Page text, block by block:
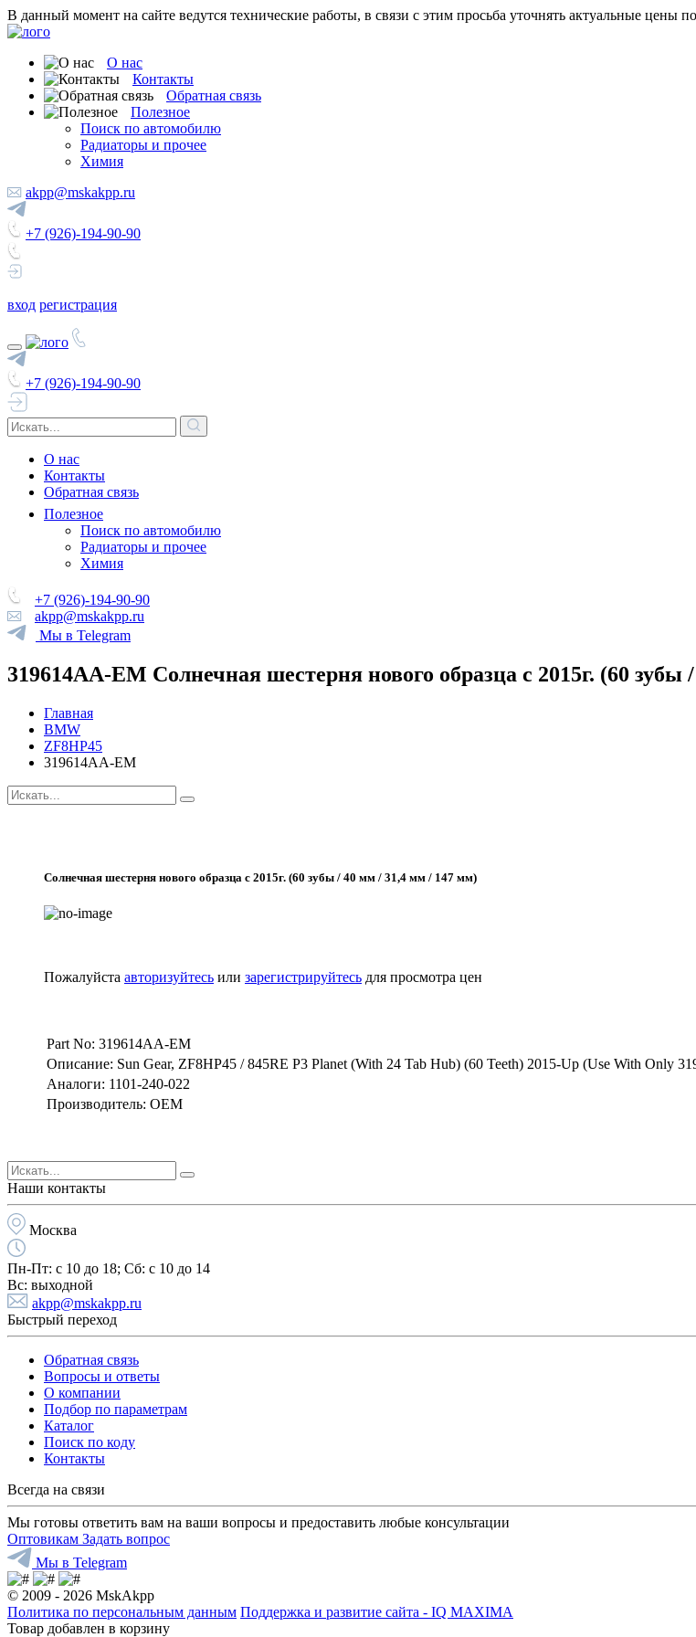
В данный момент на сайте ведутся технические работы, в связи с этим просьба уточнять актуальные цены
О нас
Контакты
Обратная связь
Полезное
Поиск по автомобилю
Радиаторы и прочее
Химия
akpp@mskakpp.ru
+7 (926)-194-90-90
вход регистрация
+7 (926)-194-90-90
О нас
Контакты
Обратная связь
Полезное
Поиск по автомобилю
Радиаторы и прочее
Химия
+7 (926)-194-90-90
akpp@mskakpp.ru
Мы в Telegram
319614AA-EM Солнечная шестерня нового образца с 2015г. (60
Главная
BMW
ZF8HP45
319614AA-EM
Солнечная шестерня нового образца с 2015г. (60 зубы / 40 мм / 31,4 мм / 147 мм)
Пожалуйста авторизуйтесь или зарегистрируйтесь для просмотра цен
Part No: 319614AA-EM
Описание: Sun Gear, ZF8HP45 / 845RE P3 Planet (With 24 Tab Hub) (60 Teeth) 2015-Up (Use With Only
Аналоги: 1101-240-022
Производитель: OEM
Наши контакты
Москва
Пн-Пт: с 10 до 18; Cб: с 10 до 14
Вс: выходной
akpp@mskakpp.ru
Быстрый переход
Обратная связь
Вопросы и ответы
О компании
Подбор по параметрам
Каталог
Поиск по коду
Контакты
Всегда на связи
Мы готовы ответить вам на ваши вопросы и предоставить любые консультации
Оптовикам Задать вопрос
Мы в Telegram
© 2009 - 2026 MskAkpp
Политика по персональным данным Поддержка и развитие сайта - IQ MAXIMA
Товар добавлен в корзину